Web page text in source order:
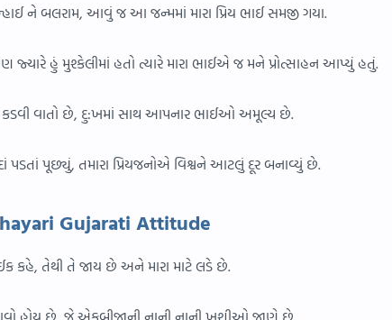
ને બલરામ, આવું જ આ જન્મમાં મારા પ્રિય ભાઈ સમજી ગયા.
જ્યારે હું મુશ્કેલીમાં હતો ત્યારે મારા ભાઈએ જ મને પ્રોત્સાહન આપ્યું હતું.
કડવી વાતો છે, દુ:ખમાં સાથ આપનાર ભાઈઓ અમૂલ્ય છે.
પડતાં પૂછ્યું, તમારા પ્રિયજનોએ વિશ્વને આટલું દૂર બનાવ્યું છે.
Gujarati Attitude
કહે, તેથી તે જાય છે અને મારા માટે લડે છે.